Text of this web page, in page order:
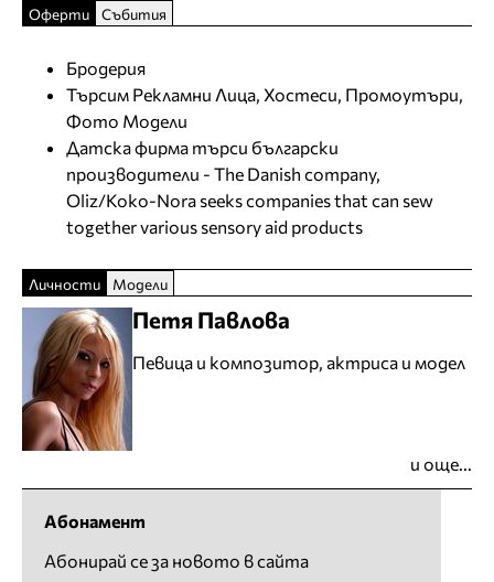
Оферти Събития
Бродерия
Търсим Рекламни Лица, Хостеси, Промоутъри,
Фото Модели
Датска фирма търси български
производители - The Danish company,
Oliz/Koko-Nora seeks companies that can sew
together various sensory aid products
Личности Модели
Петя Павлова
Певица и композитор, актриса и модел
и още...
Абонамент
Абонирай се за новото в сайта